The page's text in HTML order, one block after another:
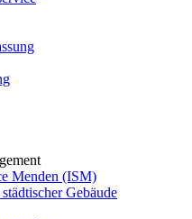
Menden (ISM)
Gebäude